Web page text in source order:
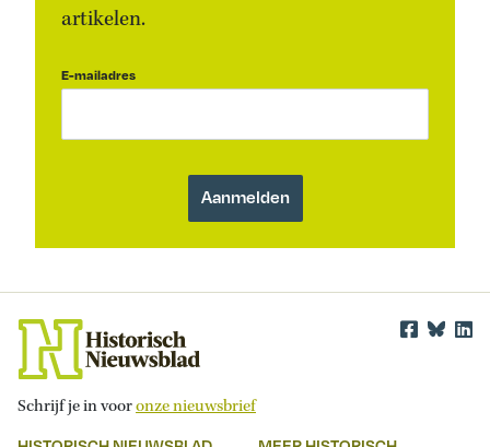
artikelen.
E-mailadres
Schrijf je in vooronze nieuwsbrief